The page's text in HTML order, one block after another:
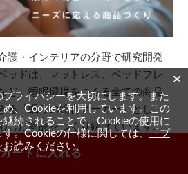
ートに入れる
護・インテリアの分野で研究開発
ッドは、マットレス、ベッドフレ
ど、睡眠環境をつくる全ての商品
る「眠りの総合メーカー」とし
した商品をつくり続けています。
ライバシーを大切にします。また
、Cookieを利用しています。この
続されることで、Cookieの使用に
。Cookieの仕様に関しては、「プ
お読みください。